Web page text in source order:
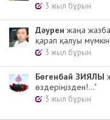
3 жыл бұрын
Дәурен жаңа
қарап қалуы
3 жыл бұрын
Бөгенбай ЗИЯЛЫ
өздеріңізден!..."
3 жыл бұрын